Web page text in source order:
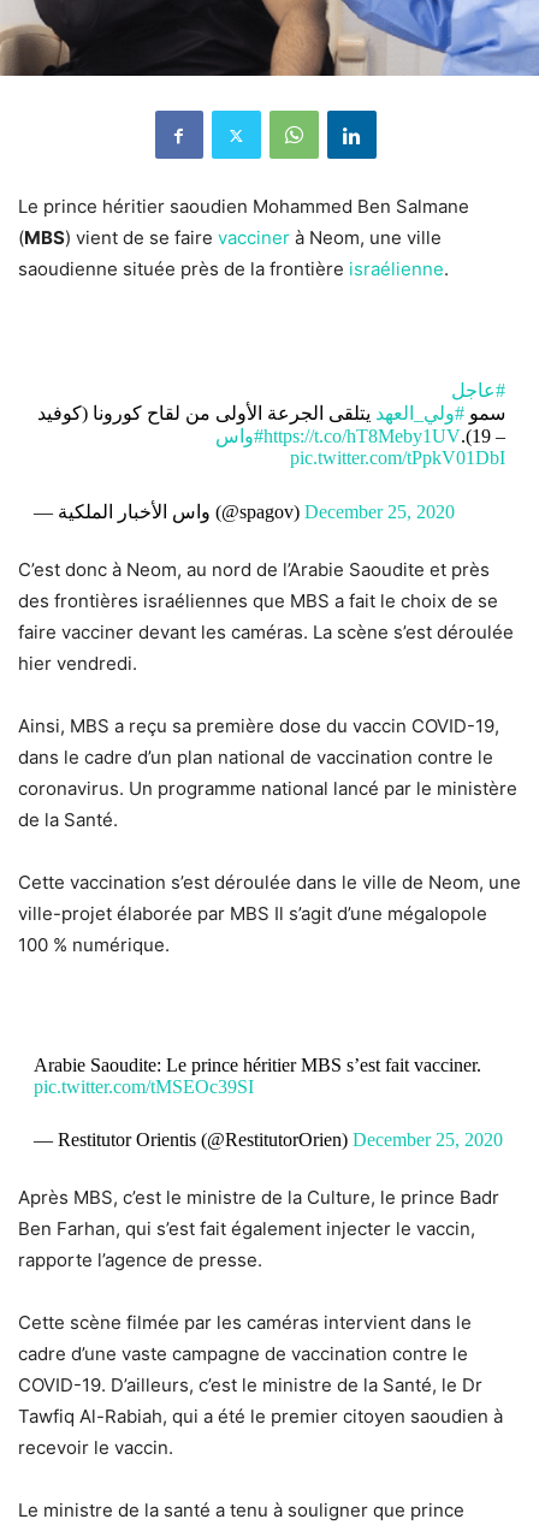
Le prince héritier saoudien Mohammed Ben Salmane
(MBS) vient de se faire vacciner à Neom, une ville
saoudienne située près de la frontière israélienne.
#عاجل
سمو #ولي_العهد يتلقى الجرعة الأولى من لقاح كورونا (كوفيد
– 19).
https://t.co/hT8Meby1UV#واس
pic.twitter.com/tPpkV01DbI
— واس الأخبار الملكية (@spagov) December 25, 2020
C’est donc à Neom, au nord de l’Arabie Saoudite et près
des frontières israéliennes que MBS a fait le choix de se
faire vacciner devant les caméras. La scène s’est déroulée
hier vendredi.
Ainsi, MBS a reçu sa première dose du vaccin COVID-19,
dans le cadre d’un plan national de vaccination contre le
coronavirus. Un programme national lancé par le ministère
de la Santé.
Cette vaccination s’est déroulée dans le ville de Neom, une
ville-projet élaborée par MBS Il s’agit d’une mégalopole
100 % numérique.
Arabie Saoudite: Le prince héritier MBS s’est fait vacciner.
pic.twitter.com/tMSEOc39SI
— Restitutor Orientis (@RestitutorOrien) December 25, 2020
Après MBS, c’est le ministre de la Culture, le prince Badr
Ben Farhan, qui s’est fait également injecter le vaccin,
rapporte l’agence de presse.
Cette scène filmée par les caméras intervient dans le
cadre d’une vaste campagne de vaccination contre le
COVID-19. D’ailleurs, c’est le ministre de la Santé, le Dr
Tawfiq Al-Rabiah, qui a été le premier citoyen saoudien à
recevoir le vaccin.
Le ministre de la santé a tenu à souligner que prince